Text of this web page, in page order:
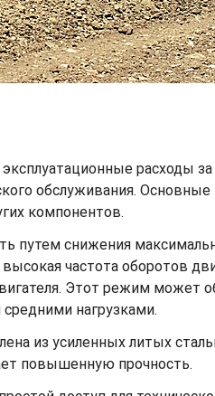
расходы
обслуживания.
компонентов.
снижения
частота оборотов
Этот режим может
нагрузками.
из усиленных литых
повышенную прочность.